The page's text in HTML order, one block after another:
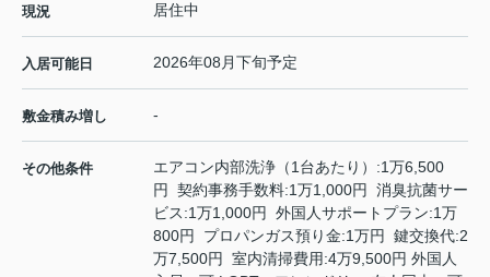
現況 居住中
入居可能日 2026年08月下旬予定
敷金積み増し -
その他条件
エアコン内部洗浄（1台あたり）:1万6,500
円 契約事務手数料:1万1,000円 消臭抗菌サー
ビス:1万1,000円 外国人サポートプラン:1万
800円 プロパンガス預り金:1万円 鍵交換代:2
万7,500円 室内清掃費用:4万9,500円 外国人